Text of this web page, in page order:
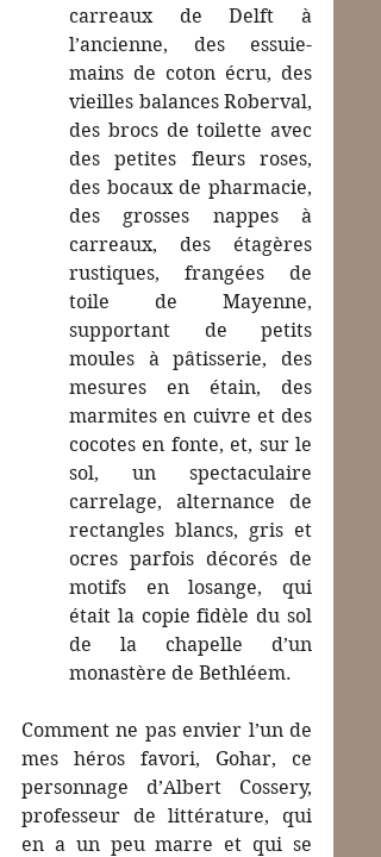
carreaux de Delft à
l’ancienne, des essuie-
mains de coton écru, des
vieilles balances Roberval,
des brocs de toilette avec
des petites fleurs roses,
des bocaux de pharmacie,
des grosses nappes à
carreaux, des étagères
rustiques, frangées de
toile de Mayenne,
supportant de petits
moules à pâtisserie, des
mesures en étain, des
marmites en cuivre et des
cocotes en fonte, et, sur le
sol, un spectaculaire
carrelage, alternance de
rectangles blancs, gris et
ocres parfois décorés de
motifs en losange, qui
était la copie fidèle du sol
de la chapelle d’un
monastère de Bethléem.
Comment ne pas envier l’un de
mes héros favori, Gohar, ce
personnage d’Albert Cossery,
professeur de littérature, qui
en a un peu marre et qui se